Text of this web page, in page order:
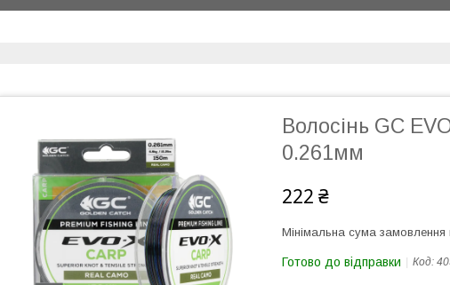
Волосінь GC
0.261мм
222 ₴
Мінімальна сума замовлення
Готово до відправки Код: